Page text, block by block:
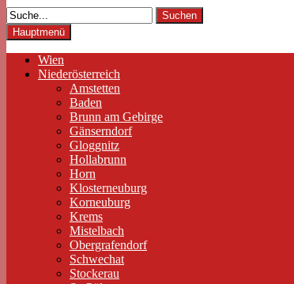
to
content
MYCITY24.at TIROL
Lebe deine Stadt!
Hauptmenü
Wien
Niederösterreich
Amstetten
Baden
Brunn am Gebirge
Gänserndorf
Gloggnitz
Hollabrunn
Horn
Klosterneuburg
Korneuburg
Krems
Mistelbach
Obergrafendorf
Schwechat
Stockerau